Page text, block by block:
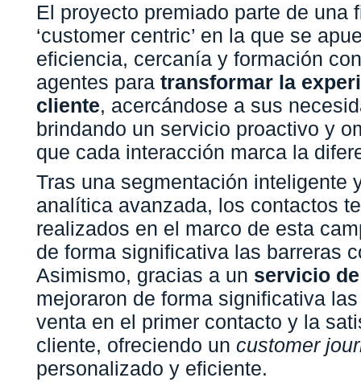
El proyecto premiado parte de una
‘customer centric’ en la que se
eficiencia, cercanía y formación
agentes para transformar la
cliente, acercándose a sus
brindando un servicio proactivo y
que cada interacción marca la
Tras una segmentación inteligente
analítica avanzada, los contactos
realizados en el marco de esta
de forma significativa las barreras
Asimismo, gracias a un servicio
mejoraron de forma significativa
venta en el primer contacto y la
cliente, ofreciendo un customer
personalizado y eficiente.